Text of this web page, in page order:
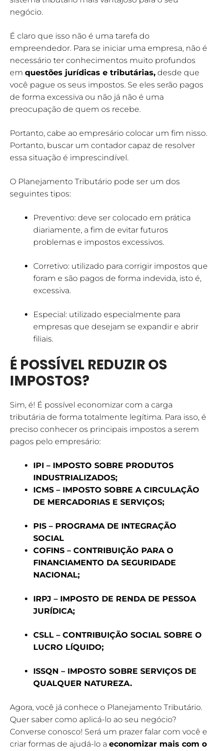
negócio.
É claro que isso não é uma tarefa do
empreendedor. Para se iniciar uma empresa, não é
necessário ter conhecimentos muito profundos
em questões jurídicas e tributárias, desde que
você pague os seus impostos. Se eles serão pagos
de forma excessiva ou não já não é uma
preocupação de quem os recebe.
Portanto, cabe ao empresário colocar um fim nisso.
Portanto, buscar um contador capaz de resolver
essa situação é imprescindível.
O Planejamento Tributário pode ser um dos
seguintes tipos:
Preventivo: deve ser colocado em prática
diariamente, a fim de evitar futuros
problemas e impostos excessivos.
Corretivo: utilizado para corrigir impostos que
foram e são pagos de forma indevida, isto é,
excessiva.
Especial: utilizado especialmente para
empresas que desejam se expandir e abrir
filiais.
É POSSÍVEL REDUZIR OS
IMPOSTOS?
Sim, é! É possível economizar com a carga
tributária de forma totalmente legítima. Para isso, é
preciso conhecer os principais impostos a serem
pagos pelo empresário:
IPI – IMPOSTO SOBRE PRODUTOS
INDUSTRIALIZADOS;
ICMS – IMPOSTO SOBRE A CIRCULAÇÃO
DE MERCADORIAS E SERVIÇOS;
PIS – PROGRAMA DE INTEGRAÇÃO
SOCIAL
COFINS – CONTRIBUIÇÃO PARA O
FINANCIAMENTO DA SEGURIDADE
NACIONAL;
IRPJ – IMPOSTO DE RENDA DE PESSOA
JURÍDICA;
CSLL – CONTRIBUIÇÃO SOCIAL SOBRE O
LUCRO LÍQUIDO;
ISSQN – IMPOSTO SOBRE SERVIÇOS DE
QUALQUER NATUREZA.
Agora, você já conhece o Planejamento Tributário.
Quer saber como aplicá-lo ao seu negócio?
Converse conosco! Será um prazer falar com você e
criar formas de ajudá-lo a economizar mais com o